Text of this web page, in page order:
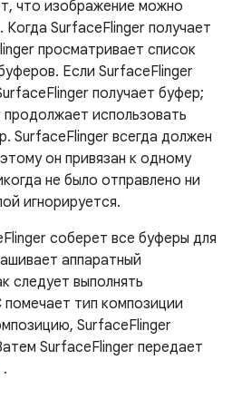
что изображение можно
SurfaceFlinger получает
просматривает список
Если SurfaceFlinger
получает буфер;
использовать
SurfaceFlinger всегда должен
он привязан к одному
не было отправлено ни
игнорируется.
соберет все буферы для
аппаратный
следует выполнять
тип композиции
SurfaceFlinger
SurfaceFlinger передает
.